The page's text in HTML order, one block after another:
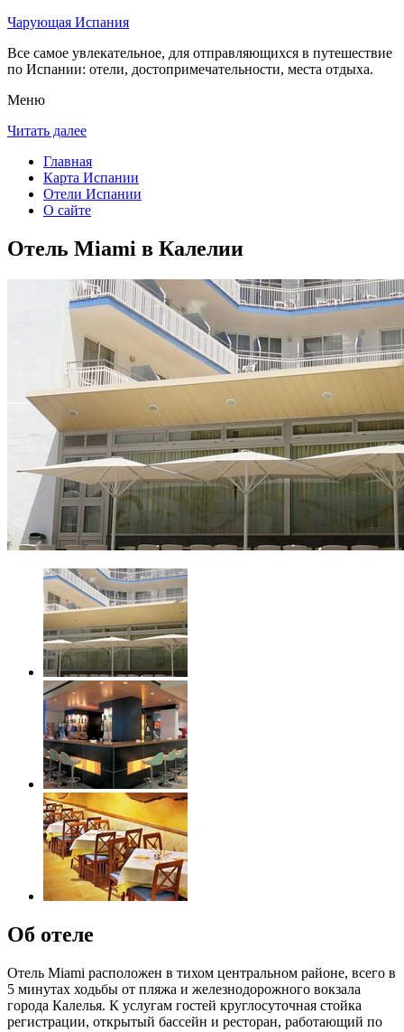
Чарующая Испания
Все самое увлекательное, для отправляющихся в путешествие
по Испании: отели, достопримечательности, места отдыха.
Меню
Читать далее
Главная
Карта Испании
Отели Испании
О сайте
Отель Miami в Калелии
Об отеле
Отель Miami расположен в тихом центральном районе, всего в
5 минутах ходьбы от пляжа и железнодорожного вокзала
города Калелья. К услугам гостей круглосуточная стойка
регистрации, открытый бассейн и ресторан, работающий по